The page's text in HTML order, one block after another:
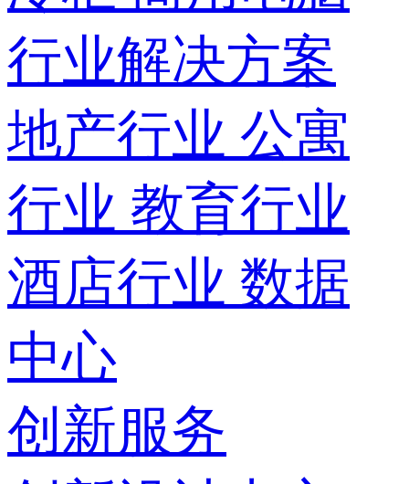
行业解决方案
地产行业 公寓
行业 教育行业
酒店行业 数据
中心
创新服务